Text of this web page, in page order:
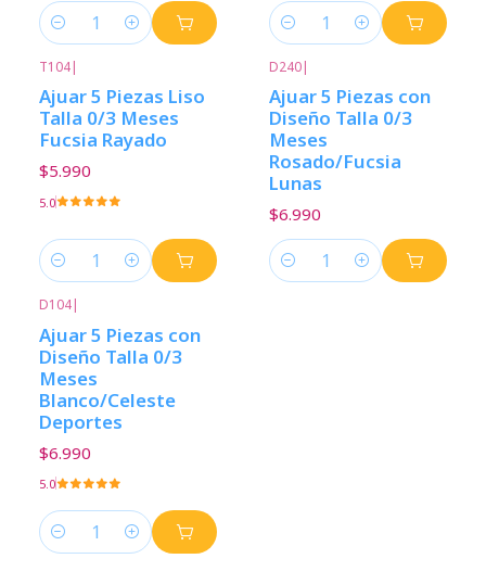
Cantidad Cantidad
T104|
Ajuar 5 Piezas Liso
Talla 0/3 Meses
Fucsia Rayado
$5.990
5.0
Cantidad
D240|
Ajuar 5 Piezas con
Diseño Talla 0/3
Meses
Rosado/Fucsia
Lunas
$6.990
Cantidad
D104|
Ajuar 5 Piezas con
Diseño Talla 0/3
Meses
Blanco/Celeste
Deportes
$6.990
5.0
Cantidad